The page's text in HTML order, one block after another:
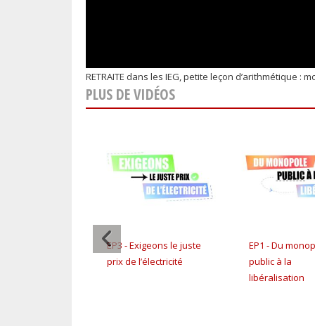
RETRAITE dans les IEG, petite leçon d’arithmétique :
PLUS DE VIDÉOS
EP3 - Exigeons le juste
prix de l’électricité
EP1 - Du
public à la
libéralisation